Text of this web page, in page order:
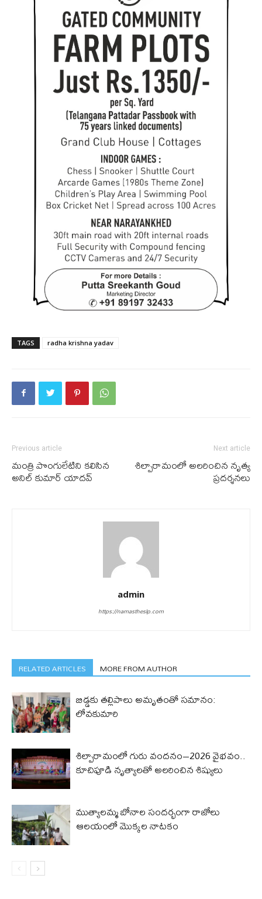
TAGS radha krishna yadav
Previous article
మంత్రి పొంగులేటిని క‌లిసిన
అనిల్ కుమార్ యాద‌వ్
Next article
శిల్పారామంలో అల‌రించిన నృత్య
ప్ర‌ద‌ర్శ‌న‌లు
admin
https://namastheslp.com
RELATED ARTICLES MORE FROM AUTHOR
బిడ్డ‌కు త‌ల్లిపాలు అమృతంతో స‌మానం:
లోవ‌కుమారి
శిల్పారామంలో గురు వందనం–2026 వైభవం..
కూచిపూడి నృత్యాలతో అలరించిన శిష్యులు
ముత్యాలమ్మ బోనాల సందర్భంగా రాజోలు
ఆలయంలో మొక్కల నాటకం